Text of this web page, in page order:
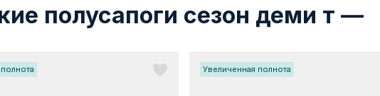
полусапоги сезон деми т —
Увеличенная полнота